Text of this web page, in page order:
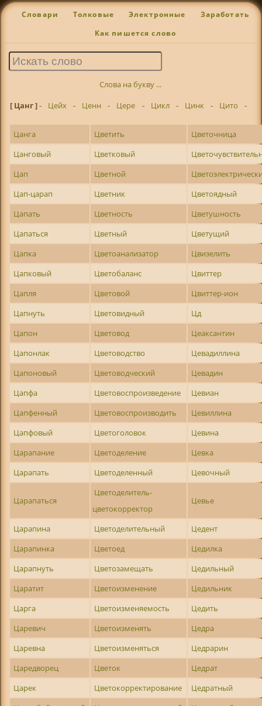
Словари Толковые Электронные Заработать
Как пишется слово
Слова на букву ...
[ Цанг ]- Цейх - Ценн - Цере - Цикл - Цинк - Цито -
Цанга Цветить
Цветочница
Цанговый
Цветковый
Цап
Цветной
Цап-царап
Цветник
Цветоядный
Цапать
Цветность
Цветушность
Цапаться
Цветный
Цветущий
Цапка
Цветоанализатор
Цвизелить
Цапковый
Цветобаланс
Цвиттер
Цапля
Цветовой
Цвиттер-ион
Цапнуть
Цветовидный
Цд
Цапон
Цветовод
Цеаксантин
Цапонлак
Цветоводство
Цевадиллина
Цапоновый
Цветоводческий
Цевадин
Цапфа
Цветовоспроизведение
Цевиан
Цапфенный
Цветовоспроизводить
Цевиллина
Цапфовый
Цветоголовок
Цевина
Царапание
Цветоделение
Цевка
Царапать
Цветоделенный Цевочный
Царапаться
Цветоделитель-
цветокорректор
Цевье
Царапина Цветоделительный
Цедент
Царапинка
Цветоед
Цедилка
Царапнуть
Цветозамещать
Цедильный
Царатит
Цветоизменение
Цедильник
Царга
Цветоизменяемость
Цедить
Царевич
Цветоизменять
Цедра
Царевна
Цветоизменяться
Цедрарин
Царедворец
Цветок
Цедрат
Царек
Цветокорректирование
Цедратный